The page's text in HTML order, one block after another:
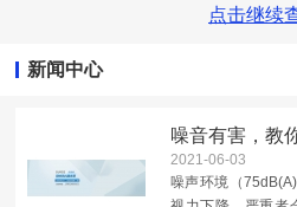
场，为了新产品的开发，公司不断引
秉持“追求卓越、走向世界”的年
长！公司热忱欢迎您来电咨询或来
湖，美丽而宁静，随时寄盼着国内外友
点击继续
新闻中心
噪音有害，教
2021-06-03
噪声环境（